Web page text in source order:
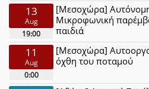
13
Aug
19:00
[Μεσοχώρα]
Μικροφωνική
παιδιά
11
Aug
0:00
[Μεσοχώρα]
όχθη του ποταμού